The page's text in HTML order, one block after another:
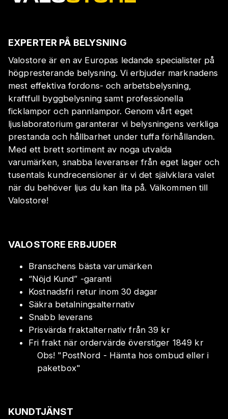
EXPERTER PÅ BELYSNING
Valostore är en av Europas ledande specialister på
högpresterande belysning. Vi erbjuder marknadens
mest effektiva fordons- och arbetsbelysning,
kraftfull byggbelysning samt professionella
ficklampor och pannlampor. Genom vårt eget
ljuslaboratorium garanterar vi belysningens verkliga
prestanda och hållbarhet under tuffa förhållanden.
Med ett brett sortiment av noga utvalda
varumärken, snabba leveranser från eget lager och
tusentals kundrecensioner är vi det självklara valet
när du behöver ljus du kan lita på. Välkommen till
Valostore!
VALOSTORE ERBJUDER
Branschens bästa varumärken
“Nöjd Kund” -garanti
Kostnadsfri retur inom 30 dagar
Säkra betalningsalternativ
Snabb leverans
Prisvärda fraktalternativ från 39 kr
Fri frakt när ordervärde överstiger 1849 kr
Obs! "PostNord - Hämta hos ombud eller i
paketbox"
KUNDTJÄNST